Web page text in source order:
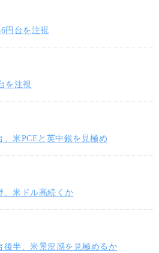
円台を注視
を注視
、米PCEと英中銀を見極め
、米ドル高続くか
後半、米景況感を見極めるか